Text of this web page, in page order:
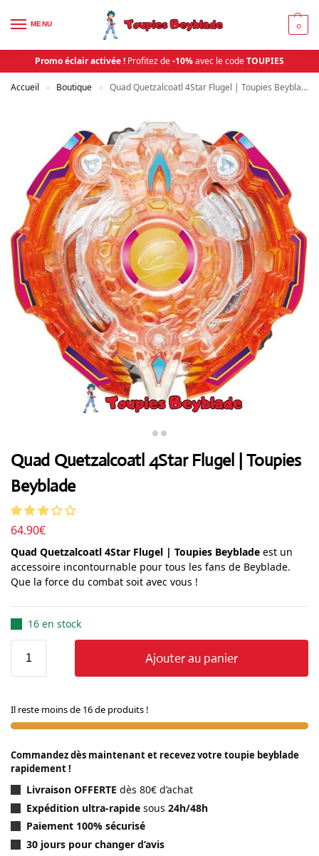
MENU 0
Promo éclair activée ! Profitez de-10%avec le codeTOUPIES
Accueil » Boutique » Quad Quetzalcoatl 4Star Flugel | Toupies Beyblade
Quad Quetzalcoatl 4Star Flugel | Toupies
Beyblade
64.90€
Quad Quetzalcoatl 4Star Flugel | Toupies Beyblade est un
accessoire incontournable pour tous les fans de Beyblade.
Que la force du combat soit avec vous !
16 en stock
Ajouter au panier
Il reste moins de 16 de produits !
Commandez dès maintenant et recevez votre toupie beyblade
rapidement !
Livraison OFFERTE dès 80€ d’achat
Expédition ultra-rapide sous 24h/48h
Paiement 100% sécurisé
30 jours pour changer d’avis